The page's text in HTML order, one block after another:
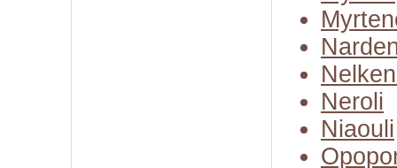
Neroli
Niaouli